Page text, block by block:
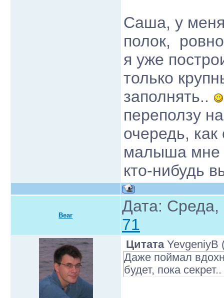
Саша, у меня
полок,
я уже
только
заполнять..
переползу
очередь,
малыша мне
кто-нибудь
Bear
Дата:
71
Цитата YevgeniyB
Даже поймал
будет, пока секрет..